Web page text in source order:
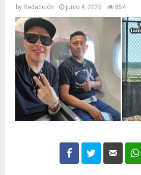
by Redacción junio 4, 2025 854